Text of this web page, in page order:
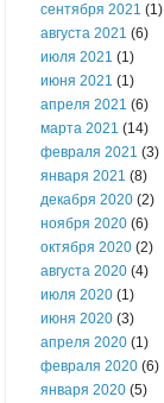
сентября 2021 (1)
августа 2021 (6)
июля 2021 (1)
июня 2021 (1)
апреля 2021 (6)
марта 2021 (14)
февраля 2021 (3)
января 2021 (8)
декабря 2020 (2)
ноября 2020 (6)
октября 2020 (2)
августа 2020 (4)
июля 2020 (1)
июня 2020 (3)
апреля 2020 (1)
февраля 2020 (6)
января 2020 (5)